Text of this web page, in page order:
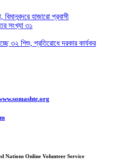
হাজারো প্রবাসী
সংখ্যা ৩১
৩২ শিশু, প্রতিরোধে দরকার কার্যকর
Nations Online Volunteer Service